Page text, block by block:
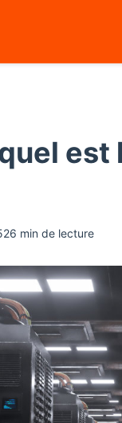
26 min de lecture